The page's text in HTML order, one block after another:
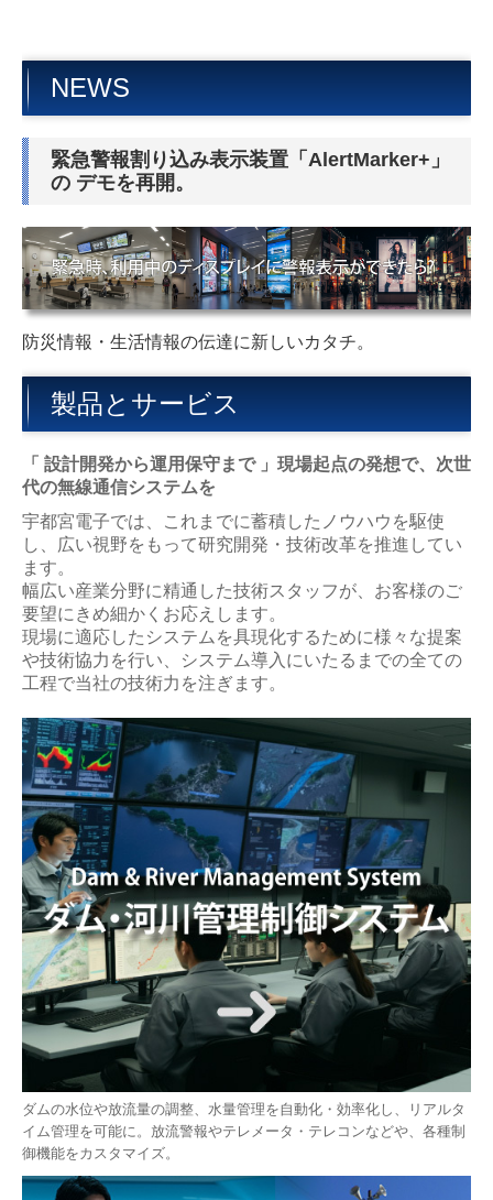
NEWS
緊急警報割り込み表示装置「AlertMarker+ 」
の デモを再開。
防災情報・生活情報の伝達に新しいカタチ。
製品とサービス
「 設計開発から運用保守まで 」現場起点の発想で、次世
代の無線通信システムを
宇都宮電子では、これまでに蓄積したノウハウを駆使
し、広い視野をもって研究開発・技術改革を推進してい
ます。
幅広い産業分野に精通した技術スタッフが、お客様のご
要望にきめ細かくお応えします。
現場に適応したシステムを具現化するために様々な提案
や技術協力を行い、システム導入にいたるまでの全ての
工程で当社の技術力を注ぎます。
ダムの水位や放流量の調整、水量管理を自動化・効率化し、リアルタ
イム管理を可能に。放流警報やテレメータ・テレコンなどや、各種制
御機能をカスタマイズ。